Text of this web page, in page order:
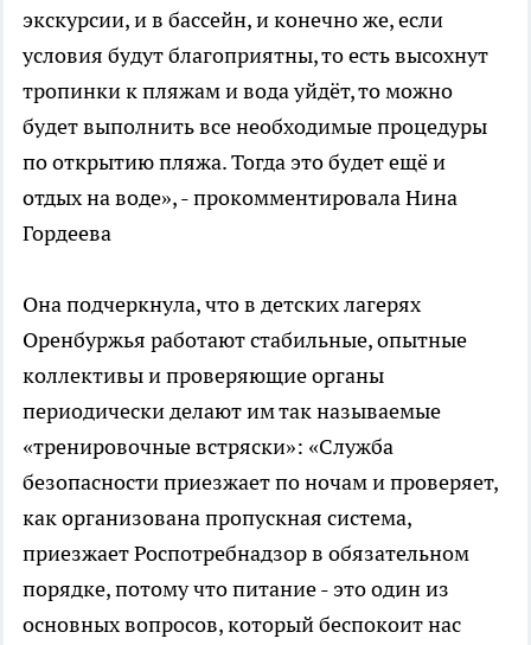
экскурсии, и в бассейн, и конечно же, если
условия будут благоприятны, то есть высохнут
тропинки к пляжам и вода уйдёт, то можно
будет выполнить все необходимые процедуры
по открытию пляжа. Тогда это будет ещё и
отдых на воде», - прокомментировала Нина
Гордеева
Она подчеркнула, что в детских лагерях
Оренбуржья работают стабильные, опытные
коллективы и проверяющие органы
периодически делают им так называемые
«тренировочные встряски»: «Служба
безопасности приезжает по ночам и проверяет,
как организована пропускная система,
приезжает Роспотребнадзор в обязательном
порядке, потому что питание - это один из
основных вопросов, который беспокоит нас